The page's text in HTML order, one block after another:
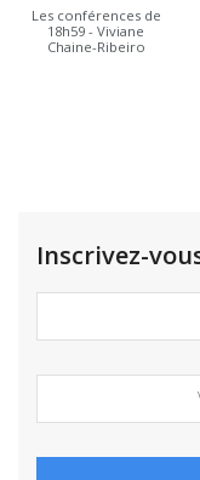
Les conférences de
18h59 - Viviane
Chaine-Ribeiro
Inscrivez-